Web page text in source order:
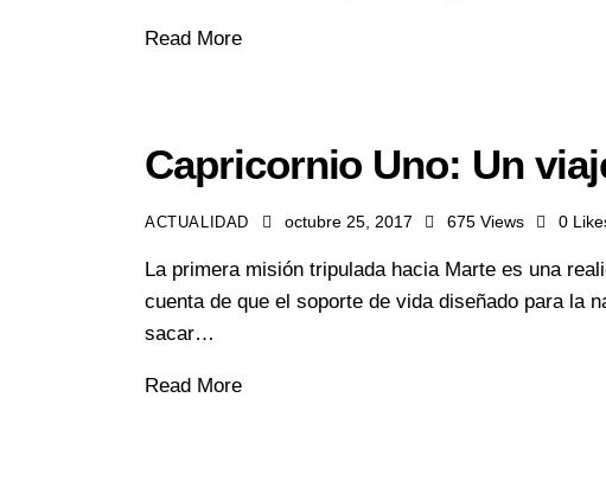
Read More
Capricornio Uno: Un
ACTUALIDAD octubre 25, 2017 675 Views 0
La primera misión tripulada hacia Marte es una
cuenta de que el soporte de vida diseñado para la
sacar…
Read More